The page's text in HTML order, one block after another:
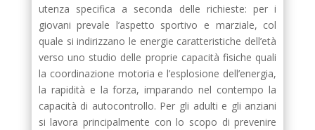
utenza specifica a seconda delle richieste: per i
giovani prevale l’aspetto sportivo e marziale, col
quale si indirizzano le energie caratteristiche dell’età
verso uno studio delle proprie capacità fisiche quali
la coordinazione motoria e l’esplosione dell’energia,
la rapidità e la forza, imparando nel contempo la
capacità di autocontrollo. Per gli adulti e gli anziani
si lavora principalmente con lo scopo di prevenire